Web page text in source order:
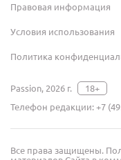
Правовая информация
Условия использования
Политика
Passion, 2026 г.
18+
Телефон редакции:+7
Все права защищены.